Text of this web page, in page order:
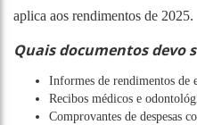
aplica aos rendimentos de 2025.
Quais documentos devo
Informes de rendimentos de
Recibos médicos e
Comprovantes de despesas